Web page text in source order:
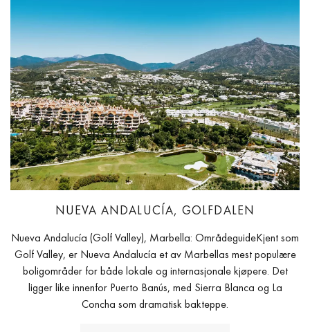
NUEVA ANDALUCÍA, GOLFDALEN
Nueva Andalucía (Golf Valley), Marbella: OmrådeguideKjent som
Golf Valley, er Nueva Andalucía et av Marbellas mest populære
boligområder for både lokale og internasjonale kjøpere. Det
ligger like innenfor Puerto Banús, med Sierra Blanca og La
Concha som dramatisk bakteppe.